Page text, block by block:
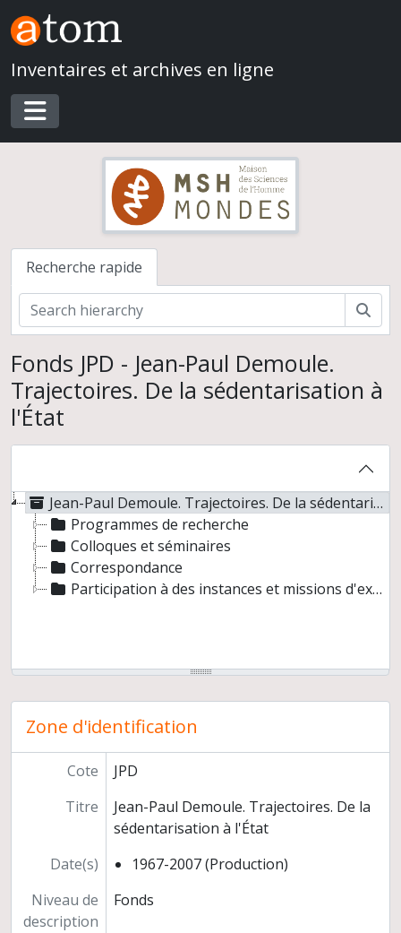
Skip to main content
Inventaires et archives en ligne
Toggle navigation
Recherche rapide
Fonds JPD - Jean-Paul Demoule.
Trajectoires. De la sédentarisation à
l'État
Jean-Paul Demoule. Trajectoires. De la sédentarisation à l'État
Programmes de recherche
Colloques et séminaires
Correspondance
Participation à des instances et missions d'expertise
Zone d'identification
Cote
JPD
Titre
Jean-Paul Demoule. Trajectoires. De la
sédentarisation à l'État
Date(s)
1967-2007 (Production)
Niveau de
description
Fonds